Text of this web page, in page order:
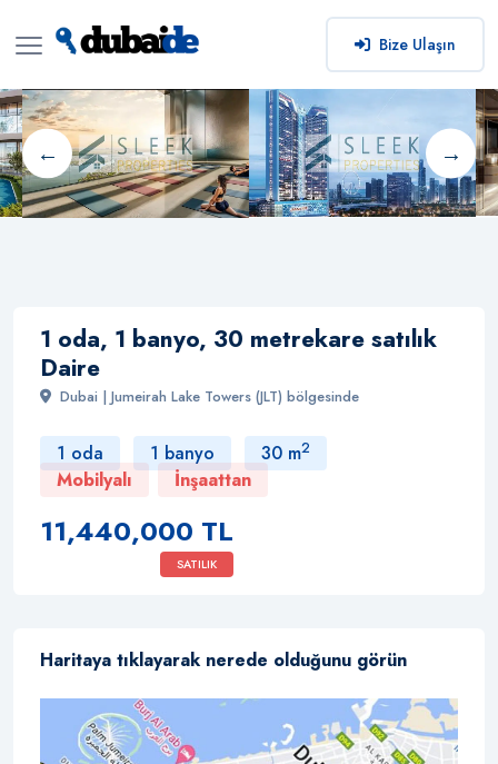
Bize Ulaşın
1 oda, 1 banyo, 30 metrekare satılık
Daire
Dubai | Jumeirah Lake Towers (JLT) bölgesinde
1 oda 1 banyo 30 m2
Mobilyalı İnşaattan
11,440,000 TL
SATILIK
Haritaya tıklayarak nerede olduğunu görün